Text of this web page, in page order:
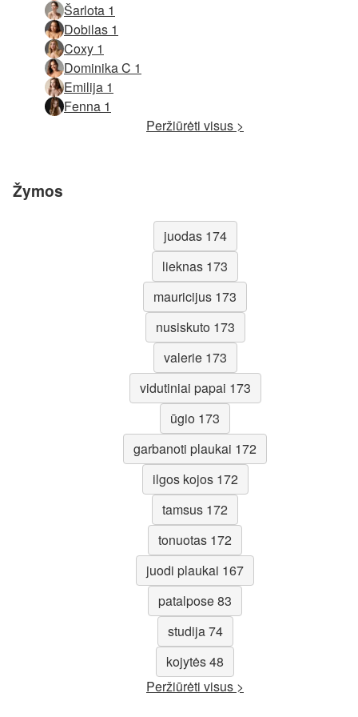
Šarlota 1
Dobilas 1
Coxy 1
Dominika C 1
Emilija 1
Fenna 1
Peržiūrėti visus >
Žymos
juodas 174
lieknas 173
mauricijus 173
nusiskuto 173
valerie 173
vidutiniai papai 173
ūgio 173
garbanoti plaukai 172
ilgos kojos 172
tamsus 172
tonuotas 172
juodi plaukai 167
patalpose 83
studija 74
kojytės 48
Peržiūrėti visus >